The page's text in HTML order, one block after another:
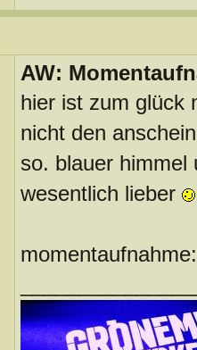
AW:
hier ist zum glück
nicht den
so. blauer himmel
wesentlich lieber